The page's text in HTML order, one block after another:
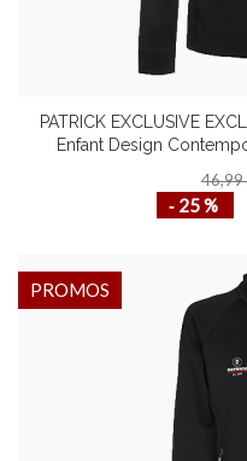
PATRICK EXCLUSIVE
Enfant Design
Confortable
‐ 25 %
PROMOS